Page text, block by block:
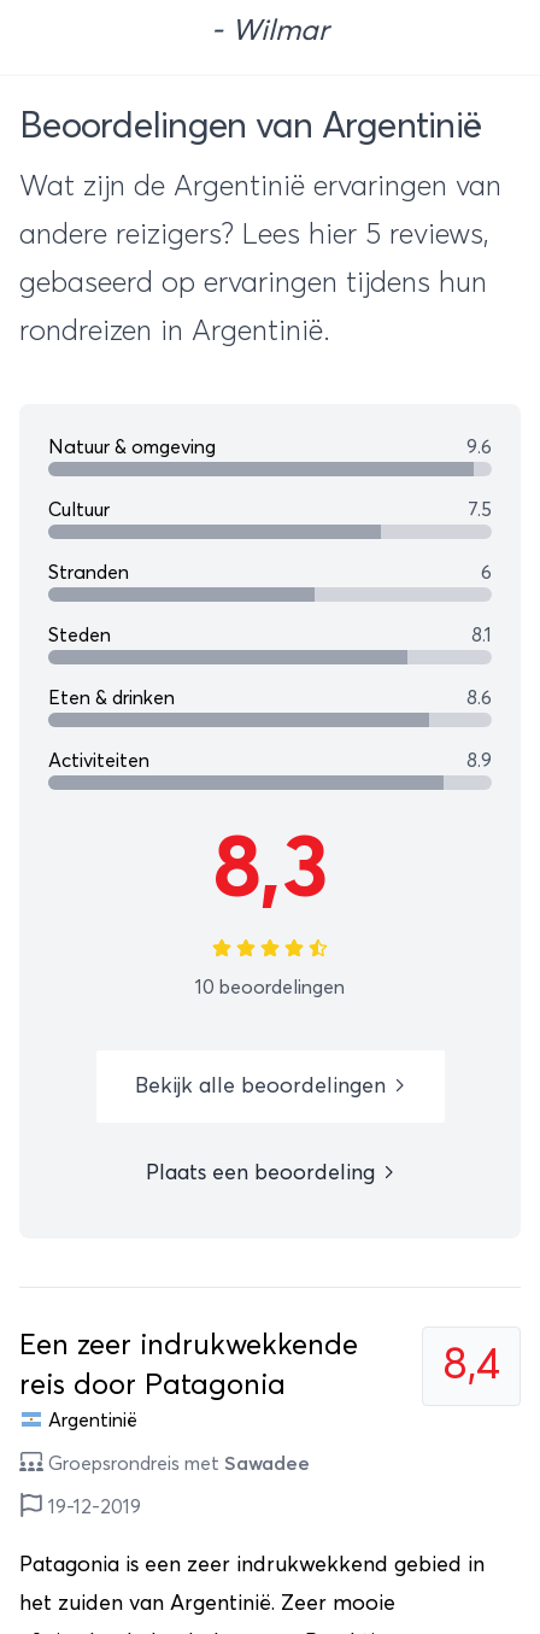
- Wilmar
Beoordelingen van Argentinië
Wat zijn de Argentinië ervaringen van
andere reizigers? Lees hier 5 reviews,
gebaseerd op ervaringen tijdens hun
rondreizen in Argentinië.
Natuur & omgeving 9.6
Cultuur 7.5
Stranden 6
Steden 8.1
Eten & drinken 8.6
Activiteiten 8.9
8,3
10 beoordelingen
Bekijk alle beoordelingen
Plaats een beoordeling
8,4
Een zeer indrukwekkende
reis door Patagonia
Argentinië
Groepsrondreis met Sawadee
19-12-2019
Patagonia is een zeer indrukwekkend gebied in
het zuiden van Argentinië. Zeer mooie